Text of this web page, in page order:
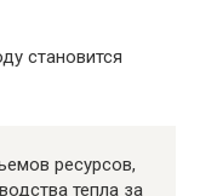
становится
ресурсов,
тепла за